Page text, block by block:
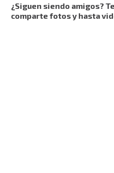
¿Siguen siendo amigos?
comparte fotos y hasta